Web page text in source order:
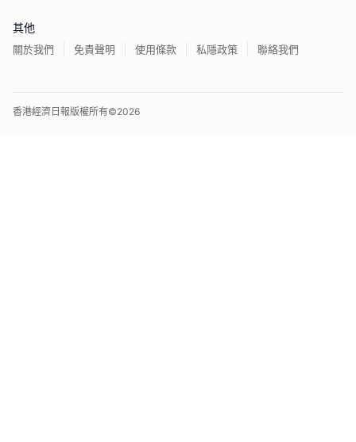
其他
關於我們 免責聲明 使用條款 私隱政策 聯絡我們
香港經濟日報版權所有©2026